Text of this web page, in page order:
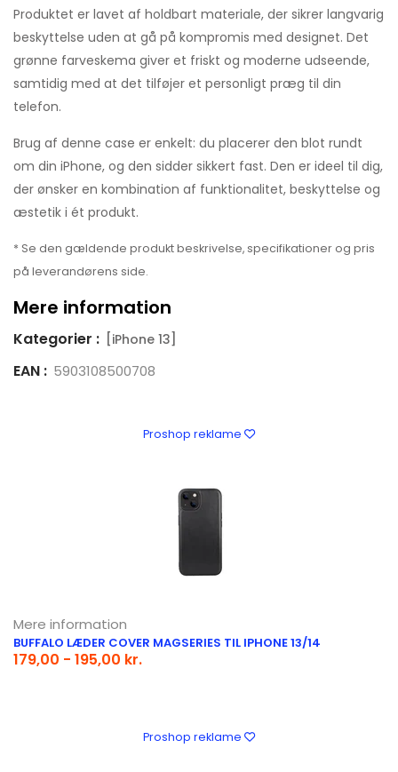
Produktet er lavet af holdbart materiale, der sikrer langvarig
beskyttelse uden at gå på kompromis med designet. Det
grønne farveskema giver et friskt og moderne udseende,
samtidig med at det tilføjer et personligt præg til din
telefon.
Brug af denne case er enkelt: du placerer den blot rundt
om din iPhone, og den sidder sikkert fast. Den er ideel til dig,
der ønsker en kombination af funktionalitet, beskyttelse og
æstetik i ét produkt.
* Se den gældende produkt beskrivelse, specifikationer og pris
på leverandørens side.
Mere information
Kategorier : [iPhone 13]
EAN : 5903108500708
Proshop reklame
Mere information
BUFFALO LÆDER COVER MAGSERIES TIL IPHONE 13/14
179,00 - 195,00 kr.
Proshop reklame